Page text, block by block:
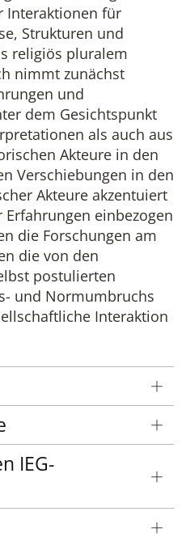
Interaktionen für
Strukturen und
religiös pluralem
nimmt zunächst
und
dem Gesichtspunkt
als auch aus
Akteure in den
Verschiebungen in den
Akteure akzentuiert
einbezogen
die Forschungen am
die von den
postulierten
und Normumbruchs
Interaktion
IEG-